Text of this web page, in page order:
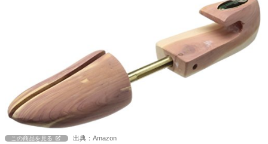
この商品を見る 出典：Amazon